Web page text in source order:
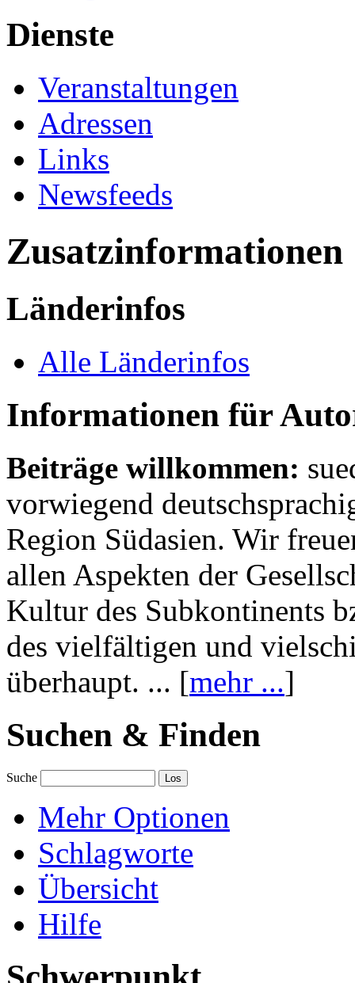
Dienste
Veranstaltungen
Adressen
Links
Newsfeeds
Zusatzinformationen
Länderinfos
Alle Länderinfos
Informationen für
Beiträge willkommen:
vorwiegend
Region Südasien. Wir
allen Aspekten der
Kultur des Subkontinents
des vielfältigen und
überhaupt. ... [mehr ...]
Suchen & Finden
Suche
Mehr Optionen
Schlagworte
Übersicht
Hilfe